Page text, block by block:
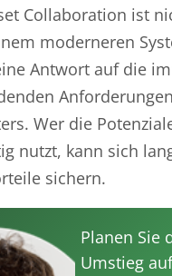
Collaboration ist
moderneren
Antwort auf die
Wer die
nutzt, kann sich
sichern.
Planen Sie
Umstieg